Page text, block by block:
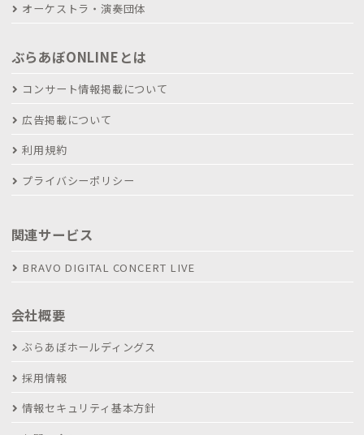
オーケストラ・演奏団体
ぶらあぼONLINEとは
コンサート情報掲載について
広告掲載について
利用規約
プライバシーポリシー
関連サービス
BRAVO DIGITAL CONCERT LIVE
会社概要
ぶらあぼホールディングス
採用情報
情報セキュリティ基本方針